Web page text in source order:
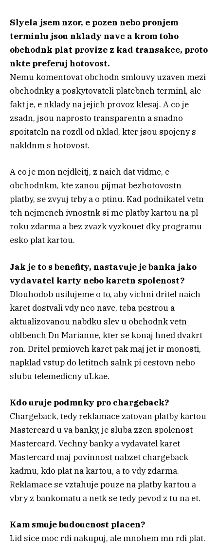
Slyela jsem nzor, e pozen nebo pronjem
terminlu jsou nklady navc a krom toho
obchodnk plat provize z kad transakce, proto
nkte preferuj hotovost.
Nemu komentovat obchodn smlouvy uzaven mezi
obchodnky a poskytovateli platebnch terminl, ale
fakt je, e nklady na jejich provoz klesaj. A co je
zsadn, jsou naprosto transparentn a snadno
spoitateln na rozdl od nklad, kter jsou spojeny s
nakldnm s hotovost.
A co je mon nejdleitj, z naich dat vidme, e
obchodnkm, kte zanou pijmat bezhotovostn
platby, se zvyuj trby a o ptinu. Kad podnikatel vetn
tch nejmench ivnostnk si me platby kartou na pl
roku zdarma a bez zvazk vyzkouet dky programu
esko plat kartou.
Jak je to s benefity, nastavuje je banka jako
vydavatel karty nebo karetn spolenost?
Dlouhodob usilujeme o to, aby vichni dritel naich
karet dostvali vdy nco navc, teba pestrou a
aktualizovanou nabdku slev u obchodnk vetn
oblbench Dn Marianne, kter se konaj hned dvakrt
ron. Dritel prmiovch karet pak maj jet ir monosti,
napklad vstup do letitnch salnk pi cestovn nebo
slubu telemedicny uLkae.
Kdo uruje podmnky pro chargeback?
Chargeback, tedy reklamace zatovan platby kartou
Mastercard u va banky, je sluba zzen spolenost
Mastercard. Vechny banky a vydavatel karet
Mastercard maj povinnost nabzet chargeback
kadmu, kdo plat na kartou, a to vdy zdarma.
Reklamace se vztahuje pouze na platby kartou a
vbry z bankomatu a netk se tedy pevod z tu na et.
Kam smuje budoucnost placen?
Lid sice moc rdi nakupuj, ale mnohem mn rdi plat.